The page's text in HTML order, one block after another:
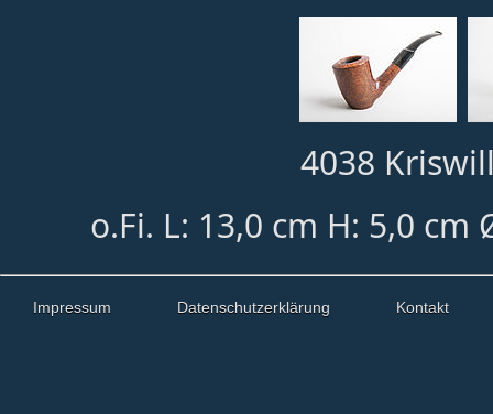
4038
o.Fi. L: 13,0 cm H: 5,0 cm
Impressum Datenschutzerklärung Kontakt